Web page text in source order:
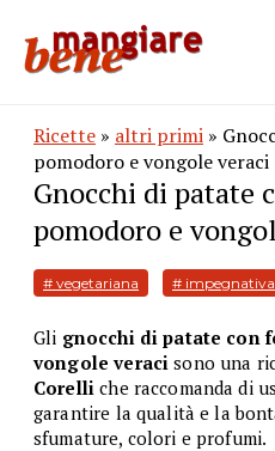
Ricette » altri primi »
pomodoro e vongole veraci
Gnocchi di patate
pomodoro e
# vegetariana # impegnativa
Gli gnocchi di patate con
vongole veracisono una
Corelliche raccomanda di
garantire la qualità e la
sfumature, colori e profumi.